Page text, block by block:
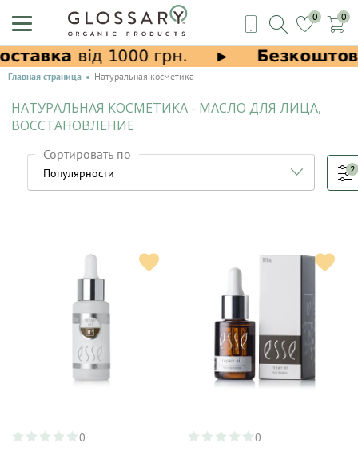
0 0
Главная страница Натуральная косметика
НАТУРАЛЬНАЯ КОСМЕТИКА - МАСЛО ДЛЯ ЛИЦА,
ВОССТАНОВЛЕНИЕ
Сортировать по
2
0
0